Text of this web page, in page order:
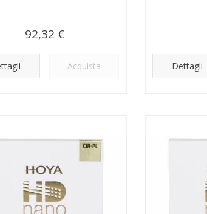
92,32 €
Acquista Dettagli